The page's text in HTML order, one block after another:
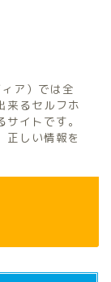
ア）では全
来るセルフホ
イトです。
正しい情報を